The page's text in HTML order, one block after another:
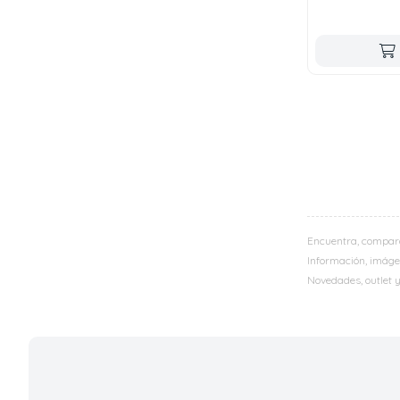
Encuentra,
Información,
Novedades, outlet